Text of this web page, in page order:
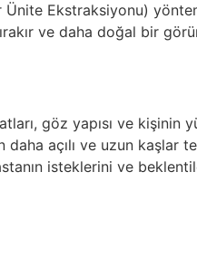
Ünite Ekstraksiyonu)
ve daha doğal bir
göz yapısı ve kişinin
açılı ve uzun kaşlar
isteklerini ve